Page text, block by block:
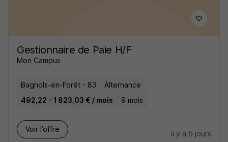
Gestionnaire de Paie H/F
Mon Campus
Bagnols-en-Forêt - 83
Alternance
492,22 - 1 823,03 € / mois
9 mois
Voir l’offre
il y a 5 jours